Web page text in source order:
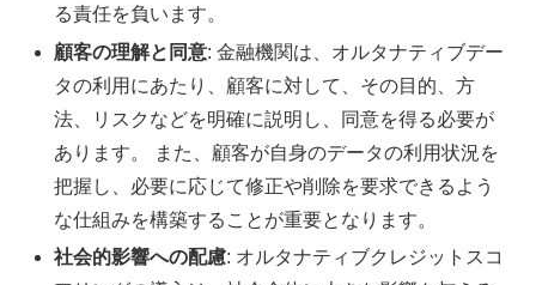
る責任を負います。
顧客の理解と同意: 金融機関は、オルタナティブデー
タの利用にあたり、顧客に対して、その目的、方
法、リスクなどを明確に説明し、同意を得る必要が
あります。 また、顧客が自身のデータの利用状況を
把握し、必要に応じて修正や削除を要求できるよう
な仕組みを構築することが重要となります。
社会的影響への配慮: オルタナティブクレジットスコ